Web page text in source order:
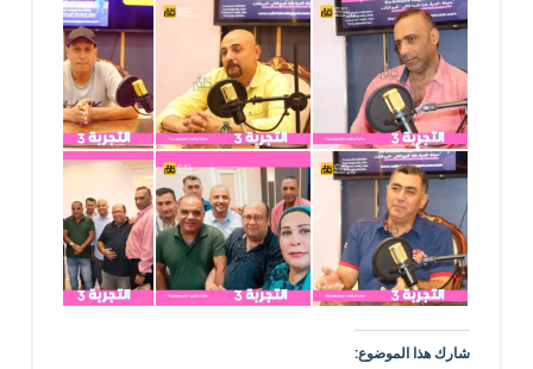
شارك هذا الموضوع: